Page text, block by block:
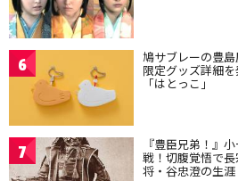
6 鳩サブレーの豊島
限定グッズ詳細
「はとっこ」
7 『豊臣兄弟！』
戦！切腹覚悟で
将・谷忠澄の生涯